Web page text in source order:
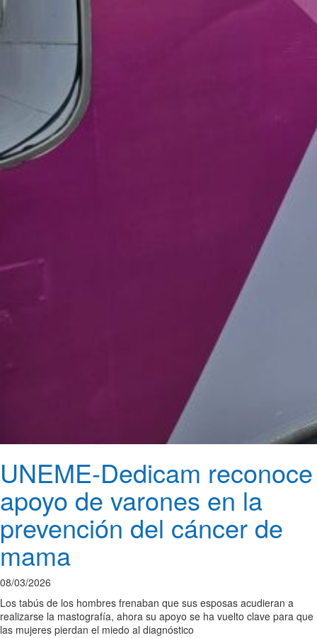
UNEME-Dedicam reconoce
apoyo de varones en la
prevención del cáncer de
mama
08/03/2026
Los tabús de los hombres frenaban que sus esposas acudieran a
realizarse la mastografía, ahora su apoyo se ha vuelto clave para que
las mujeres pierdan el miedo al diagnóstico